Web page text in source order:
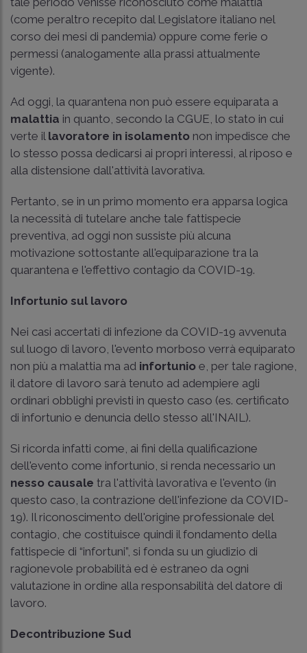
(come peraltro recepito dal Legislatore italiano nel
corso dei mesi di pandemia) oppure come ferie o
permessi (analogamente alla prassi attualmente
vigente).
Ad oggi, la quarantena non può essere equiparata a
malattia in quanto, secondo la CGUE, lo stato in cui
verte il lavoratore in isolamento non impedisce che
lo stesso possa dedicarsi ai propri interessi, al riposo e
alla distensione dall'attività lavorativa.
Pertanto, se in un primo momento era apparsa logica
la necessità di tutelare anche tale fattispecie
preventiva, ad oggi non sussiste più alcuna
motivazione sottostante all'equiparazione tra la
quarantena e l'effettivo contagio da COVID-19.
Infortunio sul lavoro
Nei casi accertati di infezione da COVID-19 avvenuta
sul luogo di lavoro, l'evento morboso verrà equiparato
non più a malattia ma ad infortunio e, per tale ragione,
il datore di lavoro sarà tenuto ad adempiere agli
ordinari obblighi previsti in questo caso (es. certificato
di infortunio e denuncia dello stesso all'INAIL).
Si ricorda infatti come, ai fini della qualificazione
dell'evento come infortunio, si renda necessario un
nesso causale tra l'attività lavorativa e l'evento (in
questo caso, la contrazione dell'infezione da COVID-
19). Il riconoscimento dell'origine professionale del
contagio, che costituisce quindi il fondamento della
fattispecie di “infortuni”, si fonda su un giudizio di
ragionevole probabilità ed è estraneo da ogni
valutazione in ordine alla responsabilità del datore di
lavoro.
Decontribuzione Sud